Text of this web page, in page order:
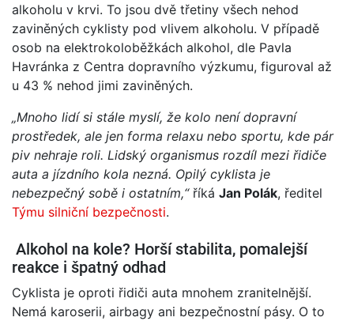
alkoholu v krvi. To jsou dvě třetiny všech nehod
zaviněných cyklisty pod vlivem alkoholu. V případě
osob na elektrokoloběžkách alkohol, dle Pavla
Havránka z Centra dopravního výzkumu, figuroval až
u 43 % nehod jimi zaviněných.
„Mnoho lidí si stále myslí, že kolo není dopravní
prostředek, ale jen forma relaxu nebo sportu, kde pár
piv nehraje roli. Lidský organismus rozdíl mezi řidiče
auta a jízdního kola nezná. Opilý cyklista je
nebezpečný sobě i ostatním,“říká Jan Polák, ředitel
Týmu silniční bezpečnosti.
Alkohol na kole? Horší stabilita, pomalejší
reakce i špatný odhad
Cyklista je oproti řidiči auta mnohem zranitelnější.
Nemá karoserii, airbagy ani bezpečnostní pásy. O to